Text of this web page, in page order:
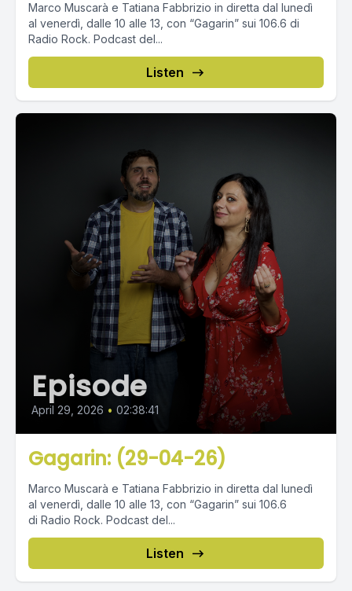
Marco Muscarà e Tatiana Fabbrizio in diretta dal lunedì
al venerdì, dalle 10 alle 13, con “Gagarin” sui 106.6 di
Radio Rock. Podcast del...
Listen
Episode
April 29, 2026 • 02:38:41
Gagarin: (29-04-26)
Marco Muscarà e Tatiana Fabbrizio in diretta dal lunedì
al venerdì, dalle 10 alle 13, con “Gagarin” sui 106.6
di Radio Rock. Podcast del...
Listen